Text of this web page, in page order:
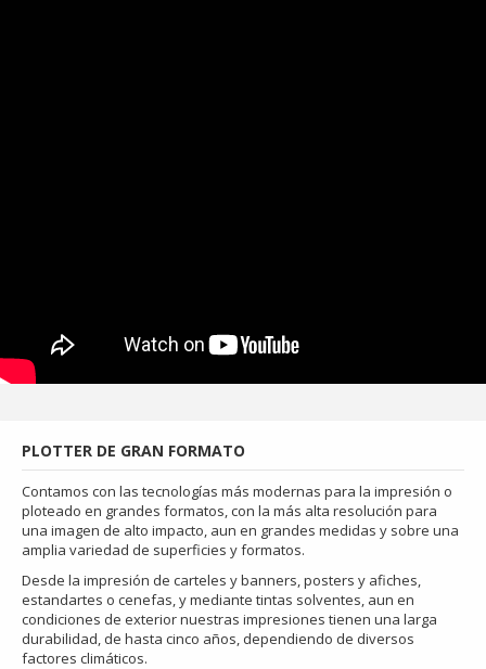
PLOTTER DE GRAN FORMATO
Contamos con las tecnologías más modernas para la impresión o
ploteado en grandes formatos, con la más alta resolución para
una imagen de alto impacto, aun en grandes medidas y sobre una
amplia variedad de superficies y formatos.
Desde la impresión de carteles y banners, posters y afiches,
estandartes o cenefas, y mediante tintas solventes, aun en
condiciones de exterior nuestras impresiones tienen una larga
durabilidad, de hasta cinco años, dependiendo de diversos
factores climáticos.